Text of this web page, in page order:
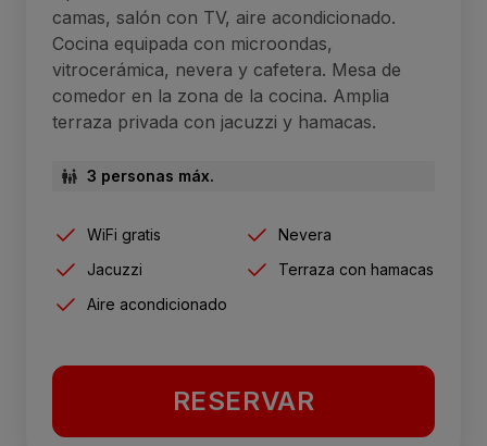
camas, salón con TV, aire acondicionado.
Cocina equipada con microondas,
vitrocerámica, nevera y cafetera. Mesa de
comedor en la zona de la cocina. Amplia
terraza privada con jacuzzi y hamacas.
3 personas máx.
WiFi gratis
Nevera
Jacuzzi
Terraza con hamacas
Aire acondicionado
RESERVAR